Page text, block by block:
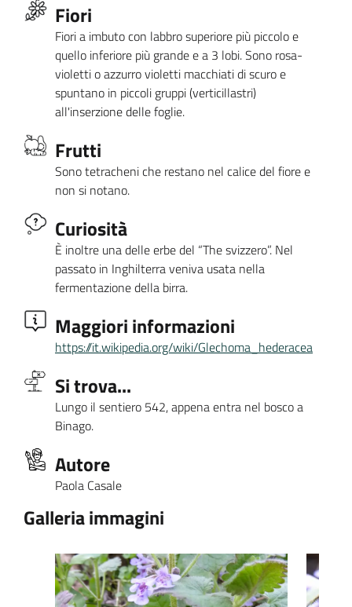
Fiori
Fiori a imbuto con labbro superiore più piccolo e
quello inferiore più grande e a 3 lobi. Sono rosa-
violetti o azzurro violetti macchiati di scuro e
spuntano in piccoli gruppi (verticillastri)
all'inserzione delle foglie.
Frutti
Sono tetracheni che restano nel calice del fiore e
non si notano.
Curiosità
È inoltre una delle erbe del “The svizzero”. Nel
passato in Inghilterra veniva usata nella
fermentazione della birra.
Maggiori informazioni
https://it.wikipedia.org/wiki/Glechoma_hederacea
Si trova...
Lungo il sentiero 542, appena entra nel bosco a
Binago.
Autore
Paola Casale
Galleria immagini